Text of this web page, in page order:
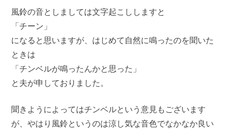
風鈴の音としましては文字起こししますと
「チーン」
になると思いますが、はじめて自然に鳴ったのを聞いた
ときは
「チンベルが鳴ったんかと思った」
と夫が申しておりました。
聞きようによってはチンベルという意見もございます
が、やはり風鈴というのは涼し気な音色でなかなか良い